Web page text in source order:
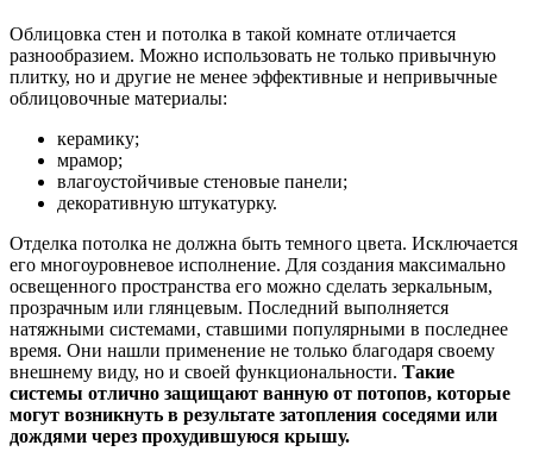
Облицовка стен и потолка в такой комнате отличается
разнообразием. Можно использовать не только привычную
плитку, но и другие не менее эффективные и непривычные
облицовочные материалы:
керамику;
мрамор;
влагоустойчивые стеновые панели;
декоративную штукатурку.
Отделка потолка не должна быть темного цвета. Исключается
его многоуровневое исполнение. Для создания максимально
освещенного пространства его можно сделать зеркальным,
прозрачным или глянцевым. Последний выполняется
натяжными системами, ставшими популярными в последнее
время. Они нашли применение не только благодаря своему
внешнему виду, но и своей функциональности. Такие
системы отлично защищают ванную от потопов, которые
могут возникнуть в результате затопления соседями или
дождями через прохудившуюся крышу.